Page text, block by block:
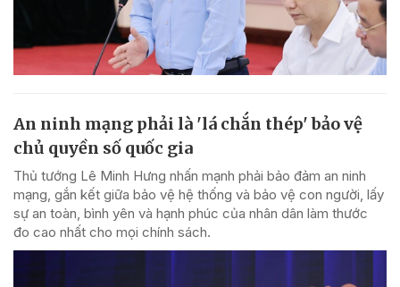
An ninh mạng phải là 'lá chắn thép' bảo vệ
chủ quyền số quốc gia
Thủ tướng Lê Minh Hưng nhấn mạnh phải bảo đảm an ninh
mạng, gắn kết giữa bảo vệ hệ thống và bảo vệ con người, lấy
sự an toàn, bình yên và hạnh phúc của nhân dân làm thước
đo cao nhất cho mọi chính sách.